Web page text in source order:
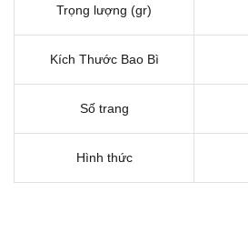
Trọng lượng (gr)
Kích Thước Bao Bì
Số trang
Hình thức